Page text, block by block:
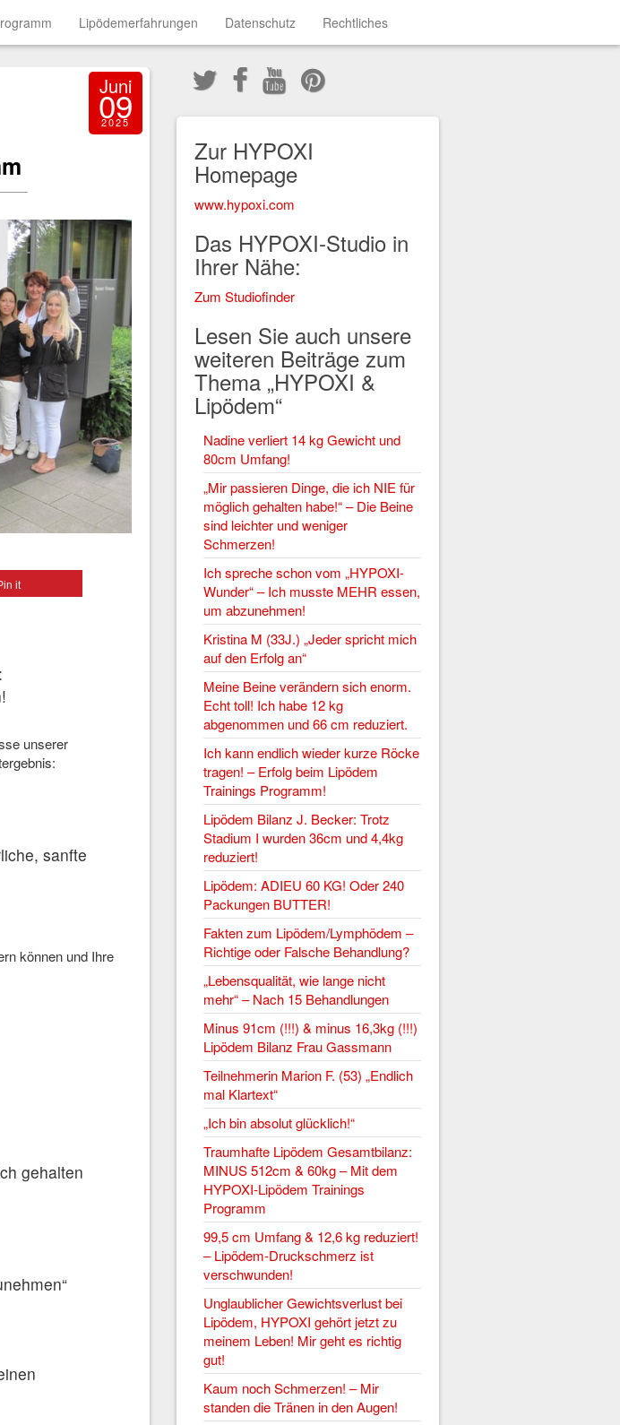
Lipödemerfahrungen Datenschutz Rechtliches
Juni
09
2025
it
unserer
sanfte
können und Ihre
gehalten
Zur HYPOXI
Homepage
www.hypoxi.com
Das HYPOXI-Studio in
Ihrer Nähe:
Zum Studiofinder
Lesen Sie auch unsere
weiteren Beiträge zum
Thema „HYPOXI &
Lipödem“
Nadine verliert 14 kg Gewicht und
80cm Umfang!
„Mir passieren Dinge, die ich NIE für
möglich gehalten habe!“ – Die Beine
sind leichter und weniger
Schmerzen!
Ich spreche schon vom „HYPOXI-
Wunder“ – Ich musste MEHR essen,
um abzunehmen!
Kristina M (33J.) „Jeder spricht mich
auf den Erfolg an“
Meine Beine verändern sich enorm.
Echt toll! Ich habe 12 kg
abgenommen und 66 cm reduziert.
Ich kann endlich wieder kurze Röcke
tragen! – Erfolg beim Lipödem
Trainings Programm!
Lipödem Bilanz J. Becker: Trotz
Stadium I wurden 36cm und 4,4kg
reduziert!
Lipödem: ADIEU 60 KG! Oder 240
Packungen BUTTER!
Fakten zum Lipödem/Lymphödem –
Richtige oder Falsche Behandlung?
„Lebensqualität, wie lange nicht
mehr“ – Nach 15 Behandlungen
Minus 91cm (!!!) & minus 16,3kg (!!!)
Lipödem Bilanz Frau Gassmann
Teilnehmerin Marion F. (53) „Endlich
mal Klartext“
„Ich bin absolut glücklich!“
Traumhafte Lipödem Gesamtbilanz:
MINUS 512cm & 60kg – Mit dem
HYPOXI-Lipödem Trainings
Programm
99,5 cm Umfang & 12,6 kg reduziert!
– Lipödem-Druckschmerz ist
verschwunden!
Unglaublicher Gewichtsverlust bei
Lipödem, HYPOXI gehört jetzt zu
meinem Leben! Mir geht es richtig
gut!
Kaum noch Schmerzen! – Mir
standen die Tränen in den Augen!